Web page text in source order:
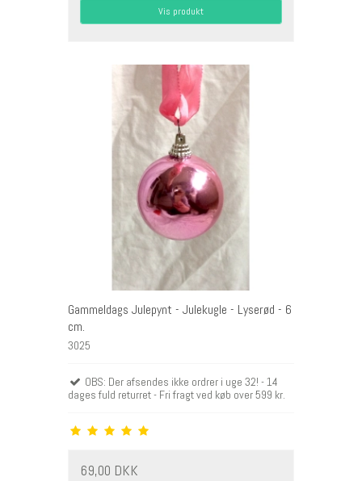
Vis produkt
Gammeldags Julepynt - Julekugle - Lyserød - 6
cm.
3025
OBS: Der afsendes ikke ordrer i uge 32! - 14
dages fuld returret - Fri fragt ved køb over 599 kr.
69,00 DKK